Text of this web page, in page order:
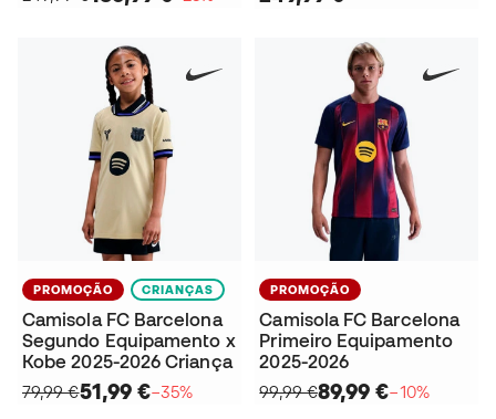
PROMOÇÃO CRIANÇAS
Camisola FC Barcelona
Segundo Equipamento x
Kobe 2025-2026 Criança
79,99 €51,99 €−35%
PROMOÇÃO
Camisola FC Barcelona
Primeiro Equipamento
2025-2026
99,99 €89,99 €−10%